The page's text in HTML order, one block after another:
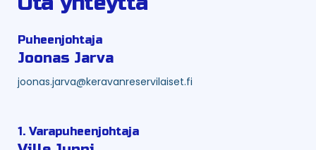
Puheenjohtaja
Joonas Jarva
joonas.jarva@keravanreservilaiset.fi
1. Varapuheenjohtaja